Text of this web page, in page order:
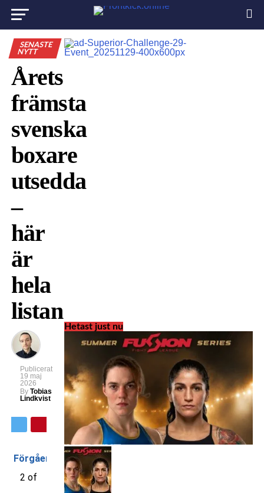
SENASTE
NYTT
Årets
främsta
svenska
boxare
utsedda
–
här
är
hela
listan
Publicerat
19 maj
2026
By Tobias
Lindkvist
Förgående
2 of
Hetast just nu